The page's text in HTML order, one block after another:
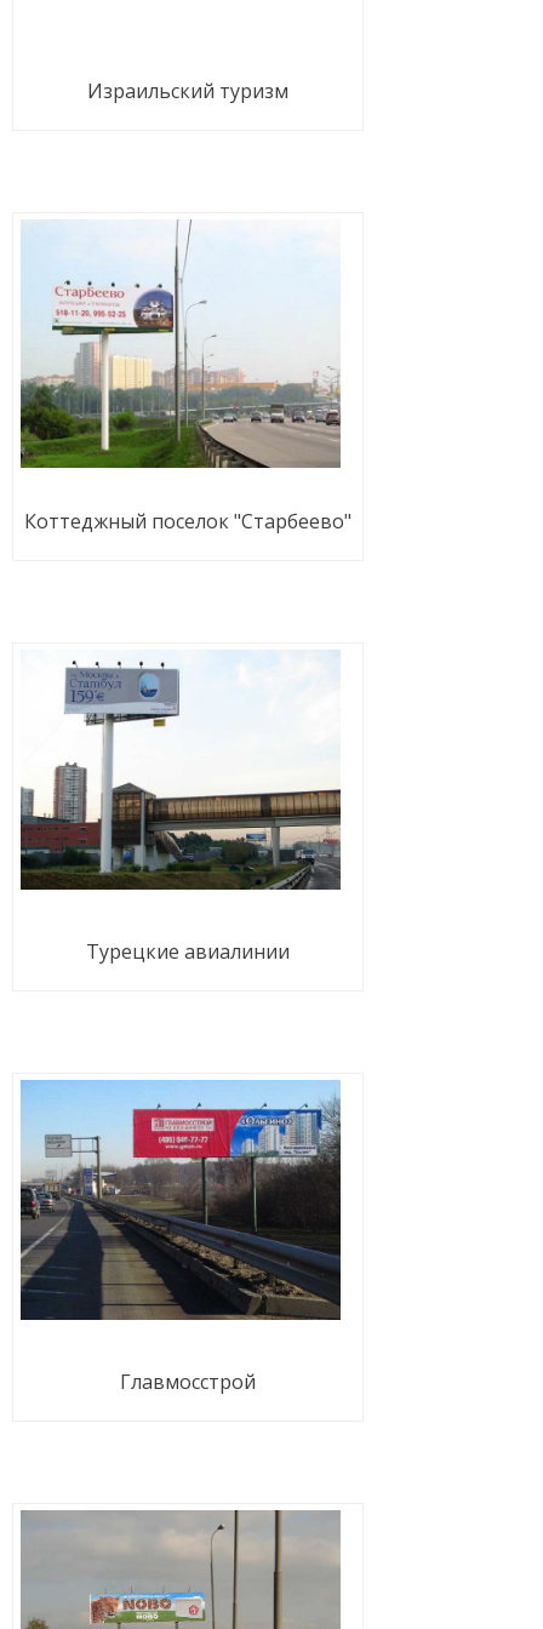
Израильский туризм
Коттеджный поселок "Старбеево"
Турецкие авиалинии
Главмосстрой